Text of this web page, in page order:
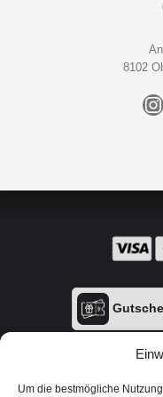
Um die bestmögliche
8102
Instagram